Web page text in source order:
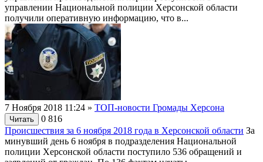
управлении Национальной полиции Херсонской области
получили оперативную информацию, что в...
7 Ноября 2018 11:24 » ТОП-новости Громады Херсона
Читать 0 816
Происшествия за 6 ноября 2018 года в Херсонской области За
минувший день 6 ноября в подразделения Национальной
полиции Херсонской области поступило 536 обращений и